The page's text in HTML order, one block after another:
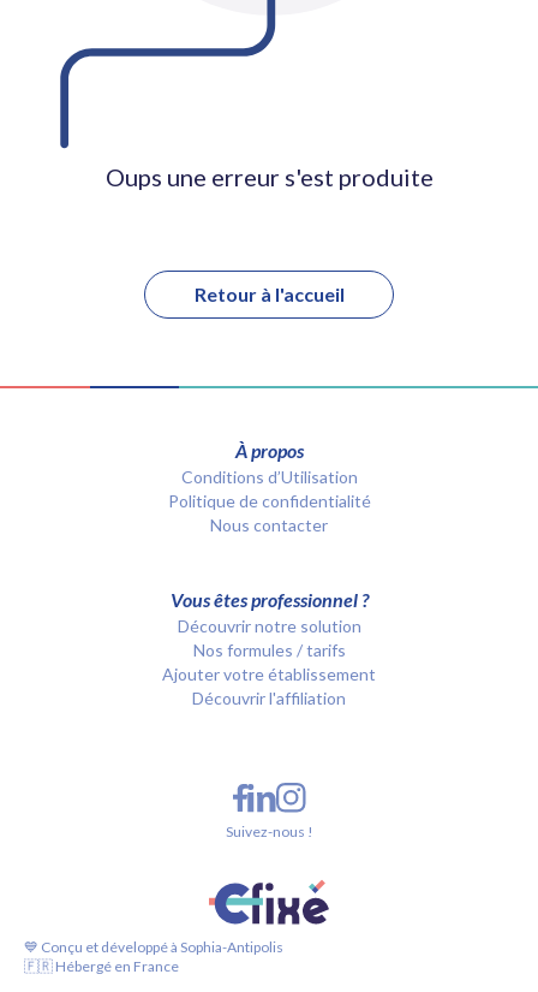
Oups une erreur s'est produite
Retour à l'accueil
À propos
Conditions d’Utilisation
Politique de confidentialité
Nous contacter
Vous êtes professionnel ?
Découvrir notre solution
Nos formules / tarifs
Ajouter votre établissement
Découvrir l'affiliation
💙 Conçu et développé à Sophia-Antipolis
🇫🇷 Hébergé en France
Suivez-nous !